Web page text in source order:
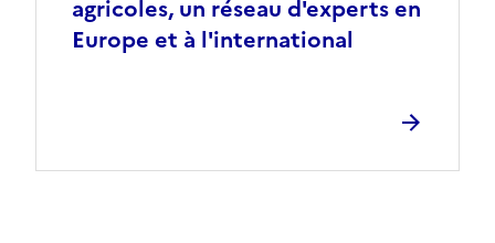
agricoles, un réseau d'experts en
Europe et à l'international